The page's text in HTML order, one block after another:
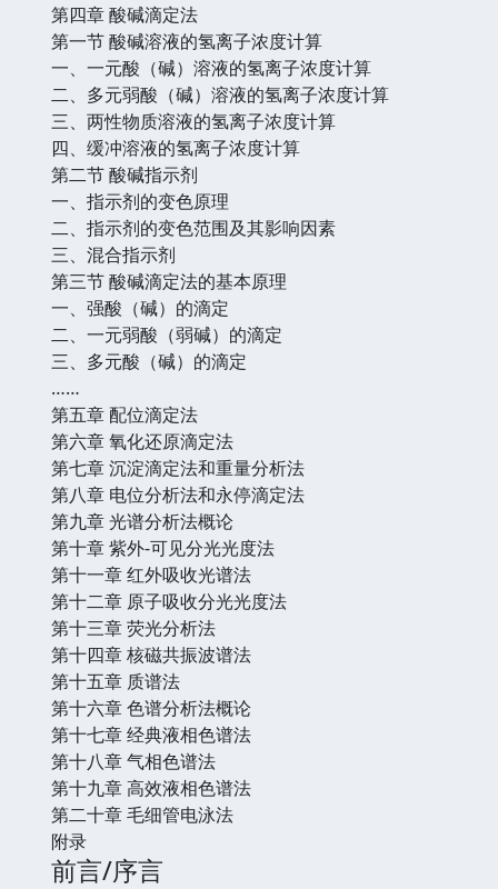
第四章 酸碱滴定法
第一节 酸碱溶液的氢离子浓度计算
一、一元酸（碱）溶液的氢离子浓度计算
二、多元弱酸（碱）溶液的氢离子浓度计算
三、两性物质溶液的氢离子浓度计算
四、缓冲溶液的氢离子浓度计算
第二节 酸碱指示剂
一、指示剂的变色原理
二、指示剂的变色范围及其影响因素
三、混合指示剂
第三节 酸碱滴定法的基本原理
一、强酸（碱）的滴定
二、一元弱酸（弱碱）的滴定
三、多元酸（碱）的滴定
……
第五章 配位滴定法
第六章 氧化还原滴定法
第七章 沉淀滴定法和重量分析法
第八章 电位分析法和永停滴定法
第九章 光谱分析法概论
第十章 紫外-可见分光光度法
第十一章 红外吸收光谱法
第十二章 原子吸收分光光度法
第十三章 荧光分析法
第十四章 核磁共振波谱法
第十五章 质谱法
第十六章 色谱分析法概论
第十七章 经典液相色谱法
第十八章 气相色谱法
第十九章 高效液相色谱法
第二十章 毛细管电泳法
附录
前言/序言